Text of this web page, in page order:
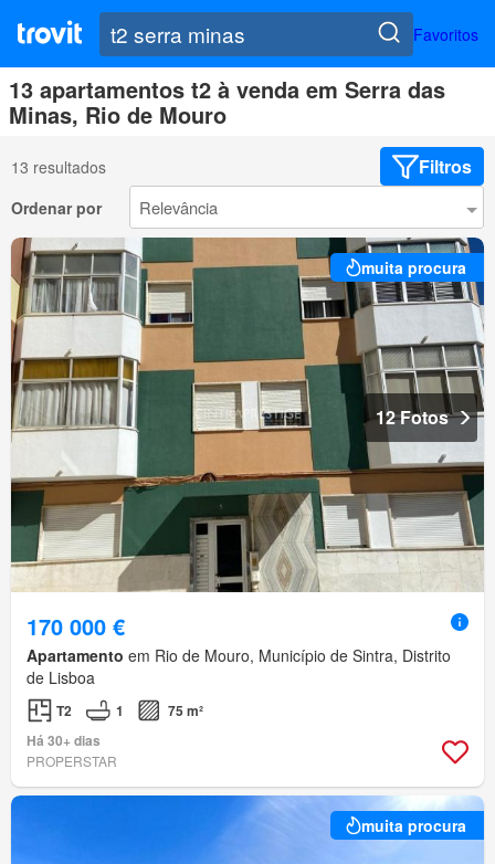
Favoritos
13 apartamentos t2 à venda em Serra das
Minas, Rio de Mouro
13 resultados Filtros
Ordenar por
muita procura
12 Fotos
170 000 €
Apartamento em Rio de Mouro, Município de Sintra, Distrito
de Lisboa
T2 1
75 m²
Há 30+ dias
PROPERSTAR
muita procura